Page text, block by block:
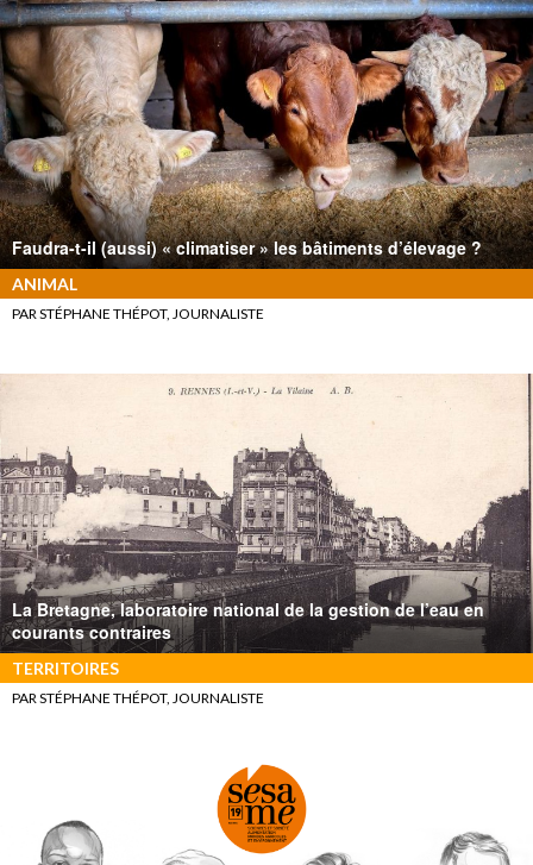
Faudra-t-il (aussi) « climatiser » les bâtiments d’élevage ?
ANIMAL
PAR STÉPHANE THÉPOT, JOURNALISTE
La Bretagne, laboratoire national de la gestion de l’eau en
courants contraires
TERRITOIRES
PAR STÉPHANE THÉPOT, JOURNALISTE